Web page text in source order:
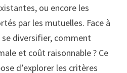
ou encore les
par les mutuelles. Face à
se diversifier, comment
et coût raisonnable ? Ce
d’explorer les critères